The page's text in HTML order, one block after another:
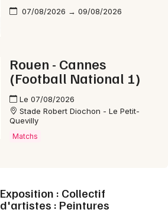
07/08/2026 → 09/08/2026
Rouen - Cannes
(Football National 1)
Le 07/08/2026
Stade Robert Diochon - Le Petit-
Quevilly
Matchs
Exposition : Collectif
d'artistes : Peintures